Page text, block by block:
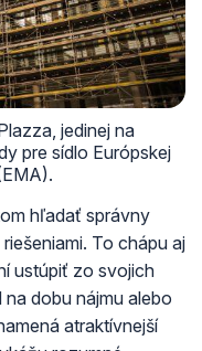
jedinej na
pre sídlo Európskej
hľadať správny
To chápu aj
ustúpiť zo svojich
dobu nájmu alebo
atraktívnejší